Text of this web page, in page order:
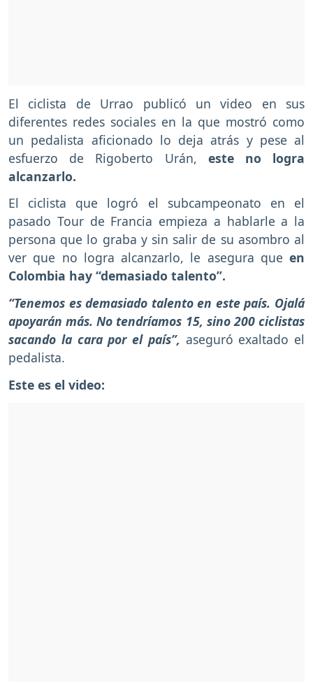
El ciclista de Urrao publicó un video en sus
diferentes redes sociales en la que mostró como
un pedalista aficionado lo deja atrás y pese al
esfuerzo de Rigoberto Urán, este no logra
alcanzarlo.
El ciclista que logró el subcampeonato en el
pasado Tour de Francia empieza a hablarle a la
persona que lo graba y sin salir de su asombro al
ver que no logra alcanzarlo, le asegura que en
Colombia hay “demasiado talento”.
“Tenemos es demasiado talento en este país. Ojalá
apoyarán más. No tendríamos 15, sino 200 ciclistas
sacando la cara por el país”, aseguró exaltado el
pedalista.
Este es el video: